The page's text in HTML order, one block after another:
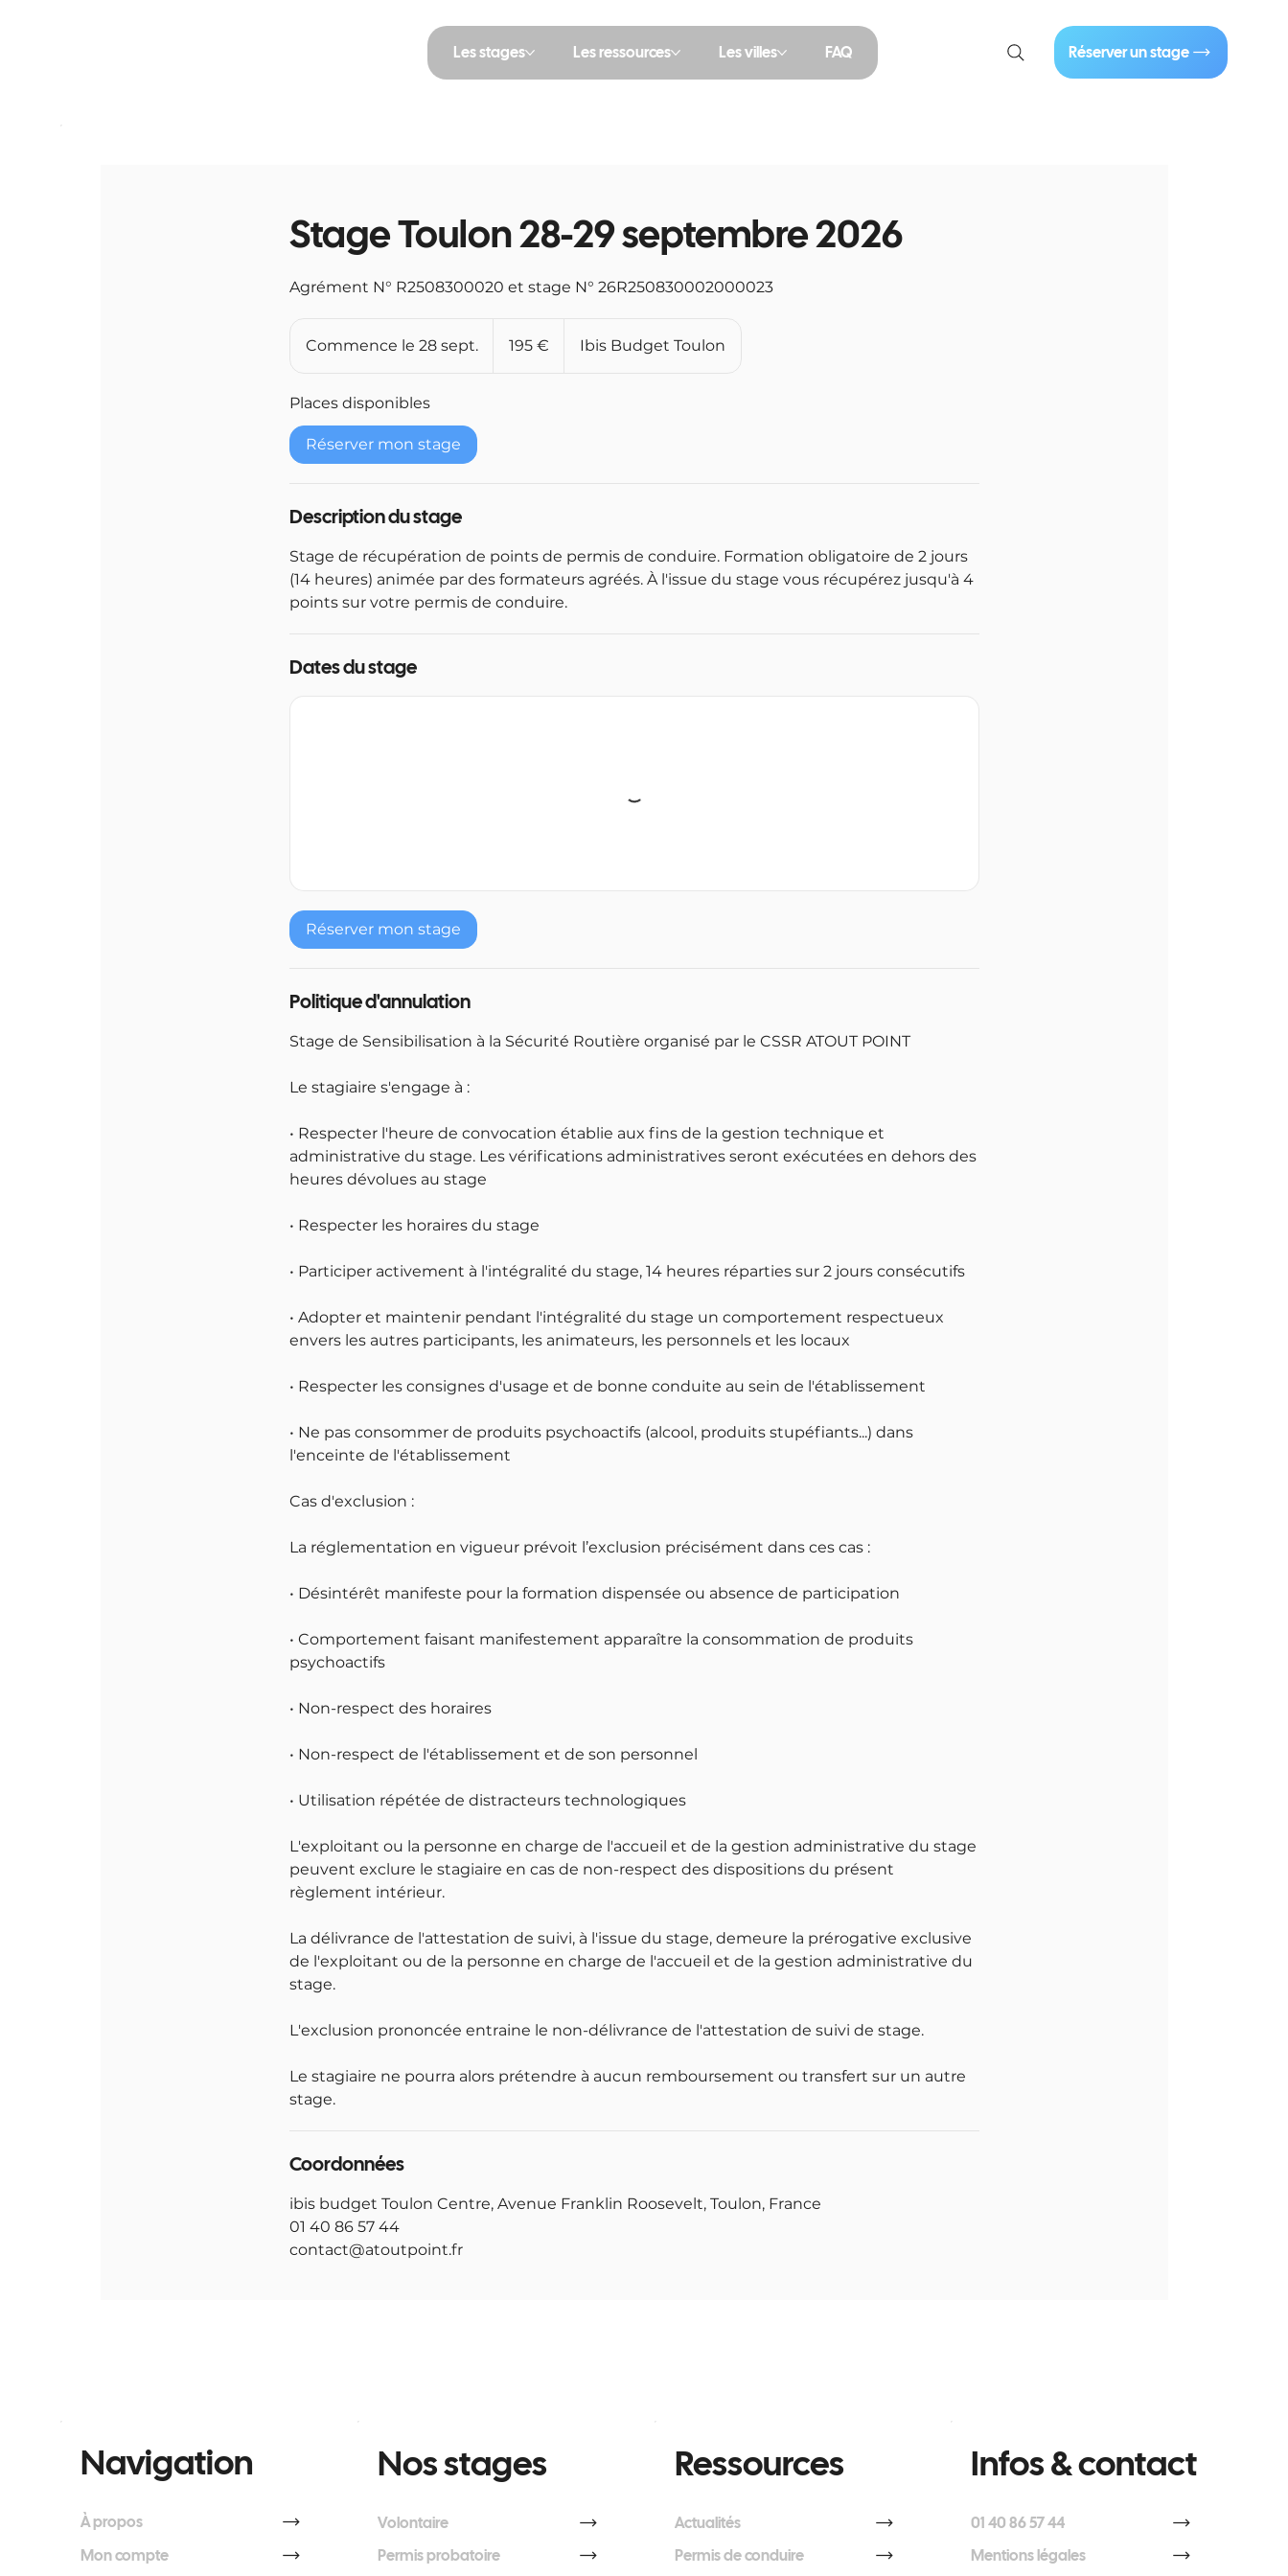
Les stages Les ressources Les villes FAQ Réserver un stage
Stage Toulon 28-29 septembre 2026
Agrément N° R2508300020 et stage N° 26R250830002000023
Commence le 28 sept.
e
2
8
195 € Ibis Budget Toulon
Places disponibles
Réserver mon stage
Description du stage
Stage de récupération de points de permis de conduire. Formation obligatoire de 2 jours
(14 heures) animée par des formateurs agréés. À l'issue du stage vous récupérez jusqu'à 4
points sur votre permis de conduire.
Dates du stage
Réserver mon stage
Politique d'annulation
Stage de Sensibilisation à la Sécurité Routière organisé par le CSSR ATOUT POINT
Le stagiaire s'engage à :
• Respecter l'heure de convocation établie aux fins de la gestion technique et
administrative du stage. Les vérifications administratives seront exécutées en dehors des
heures dévolues au stage
• Respecter les horaires du stage
• Participer activement à l'intégralité du stage, 14 heures réparties sur 2 jours consécutifs
• Adopter et maintenir pendant l'intégralité du stage un comportement respectueux
envers les autres participants, les animateurs, les personnels et les locaux
• Respecter les consignes d'usage et de bonne conduite au sein de l'établissement
• Ne pas consommer de produits psychoactifs (alcool, produits stupéfiants...) dans
l'enceinte de l'établissement
Cas d'exclusion :
La réglementation en vigueur prévoit l’exclusion précisément dans ces cas :
• Désintérêt manifeste pour la formation dispensée ou absence de participation
• Comportement faisant manifestement apparaître la consommation de produits
psychoactifs
• Non-respect des horaires
• Non-respect de l'établissement et de son personnel
• Utilisation répétée de distracteurs technologiques
L'exploitant ou la personne en charge de l'accueil et de la gestion administrative du stage
peuvent exclure le stagiaire en cas de non-respect des dispositions du présent
règlement intérieur.
La délivrance de l'attestation de suivi, à l'issue du stage, demeure la prérogative exclusive
de l'exploitant ou de la personne en charge de l'accueil et de la gestion administrative du
stage.
L'exclusion prononcée entraine le non-délivrance de l'attestation de suivi de stage.
Le stagiaire ne pourra alors prétendre à aucun remboursement ou transfert sur un autre
stage.
Coordonnées
ibis budget Toulon Centre, Avenue Franklin Roosevelt, Toulon, France
01 40 86 57 44
contact@atoutpoint.fr
Ressources
Actualités
Permis de conduire
Nos stages
Volontaire
Permis probatoire
Infos & contact
01 40 86 57 44
Mentions légales
Navigation
À propos
Mon compte